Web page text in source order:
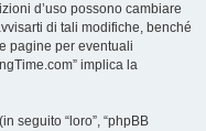
d’uso possono cambiare
di tali modifiche, benché
pagine per eventuali
implica la
seguito “loro”, “phpBB